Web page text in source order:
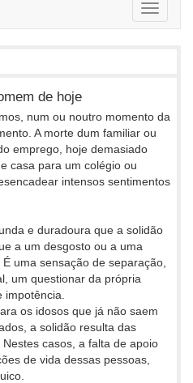
Toggle
de hoje
num ou noutro momento da
A morte dum familiar ou
emprego, hoje demasiado
casa para um colégio ou
intensos sentimentos
e duradoura que a solidão
a um desgosto ou a uma
uma sensação de separação,
um questionar da própria
os idosos que já não saem
a solidão resulta das
casos, a falta de apoio
de vida dessas pessoas,